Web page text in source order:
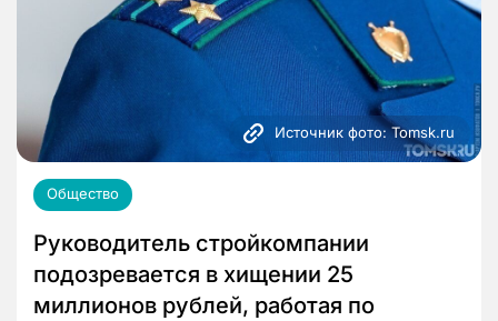
Источник фото: Tomsk.ru
Общество
Руководитель стройкомпании
подозревается в хищении 25
миллионов рублей, работая по